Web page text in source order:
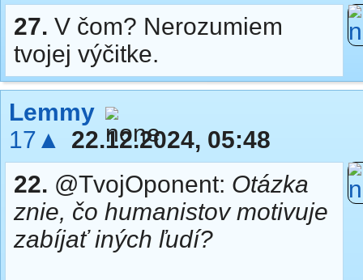
27. V čom? Nerozumiem
tvojej výčitke.
Lemmy
17▲
22.12.2024, 05:48
22. @TvojOponent: Otázka
znie, čo humanistov motivuje
zabíjať iných ľudí?